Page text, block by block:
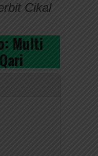
Cikal
Multi